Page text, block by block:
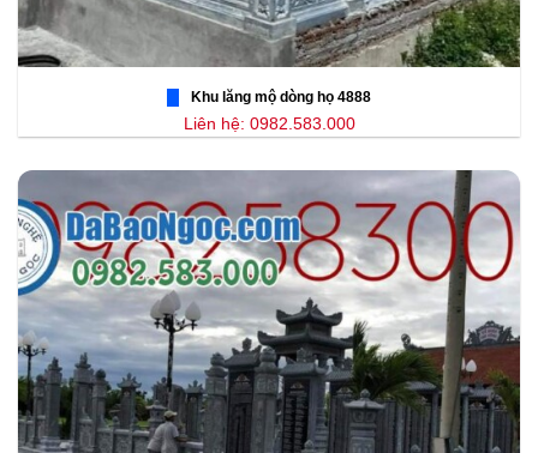
Khu lăng mộ dòng họ 4888
Liên hệ: 0982.583.000